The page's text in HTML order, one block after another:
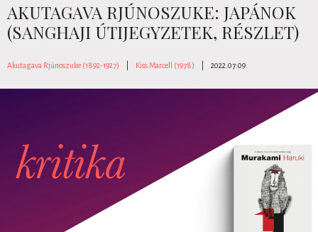
AKUTAGAVA RJÚNOSZUKE: JAPÁNOK
(SANGHAJI ÚTIJEGYZETEK, RÉSZLET)
Akutagava Rjúnoszuke (1892-1927) Kiss Marcell (1978) 2022.07.09.